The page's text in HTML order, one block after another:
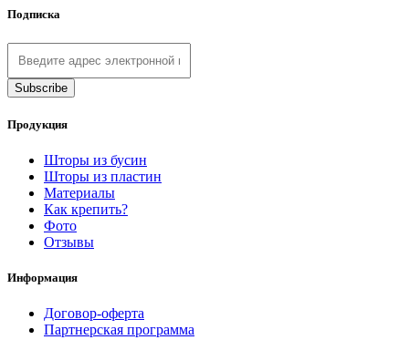
Подписка
Продукция
Шторы из бусин
Шторы из пластин
Материалы
Как крепить?
Фото
Отзывы
Информация
Договор-оферта
Партнерская программа